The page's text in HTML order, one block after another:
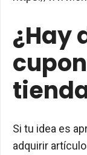
¿Hay
Si tu idea es
adquirir